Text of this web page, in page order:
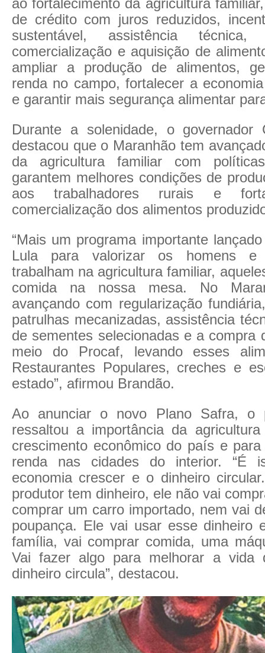
ao fortalecimento da agricultura
de crédito com juros reduzidos,
sustentável, assistência
comercialização e aquisição de
ampliar a produção de alimentos,
renda no campo, fortalecer a
e garantir mais segurança alimentar
Durante a solenidade, o governador
destacou que o Maranhão tem
da agricultura familiar com
garantem melhores condições de
aos trabalhadores rurais e
comercialização dos alimentos
“Mais um programa importante
Lula para valorizar os homens e
trabalham na agricultura familiar,
comida na nossa mesa. No
avançando com regularização
patrulhas mecanizadas, assistência
de sementes selecionadas e a compra
meio do Procaf, levando esses
Restaurantes Populares, creches e
estado”, afirmou Brandão.
Ao anunciar o novo Plano Safra, o
ressaltou a importância da
crescimento econômico do país e
renda nas cidades do interior. “É
economia crescer e o dinheiro
produtor tem dinheiro, ele não vai
comprar um carro importado, nem vai
poupança. Ele vai usar esse dinheiro
família, vai comprar comida, uma
Vai fazer algo para melhorar a
dinheiro circula”, destacou.